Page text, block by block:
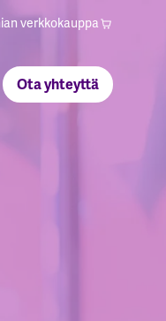
verkkokauppa
Ota yhteyttä